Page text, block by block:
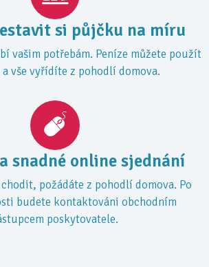
si půjčku na míru
vašim potřebám. Peníze můžete použít
vše vyřídíte z pohodlí domova.
snadné online sjednání
požádáte z pohodlí domova. Po
budete kontaktováni obchodním
poskytovatele.